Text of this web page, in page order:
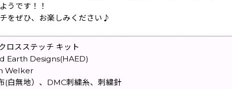
うです！！
をぜひ、お楽しみください♪
ロスステッチ キット
Earth Designs(HAED)
Welker
(白無地）、DMC刺繍糸、刺繍針